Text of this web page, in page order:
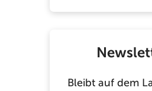
Bleibt auf dem